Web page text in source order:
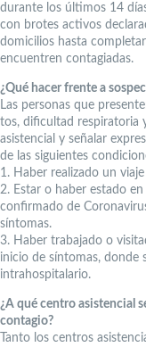
durante los últimos 14
con brotes activos
domicilios hasta
encuentren contagiadas.
¿Qué hacer frente a
Las personas que
tos, dificultad respiratoria
asistencial y señalar
de las siguientes
1. Haber realizado un
2. Estar o haber estado
confirmado de
síntomas.
3. Haber trabajado o
inicio de síntomas, donde
intrahospitalario.
¿A qué centro asistencial
contagio?
Tanto los centros